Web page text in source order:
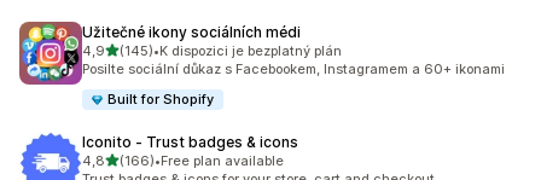
Užitečné ikony sociálních médi
4,9z 5 hvězd
(145)
Celkový počet recenzí: 145
•K dispozici je bezplatný plán
Posilte sociální důkaz s Facebookem, Instagramem a 60+ ikonami
Built for Shopify
Iconito ‑ Trust badges & icons
4,8z 5 hvězd
(166)
Celkový počet recenzí: 166
•Free plan available